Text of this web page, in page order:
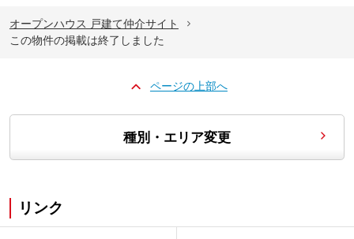
オープンハウス 戸建て仲介サイト
この物件の掲載は終了しました
ページの上部へ
種別・エリア変更
リンク